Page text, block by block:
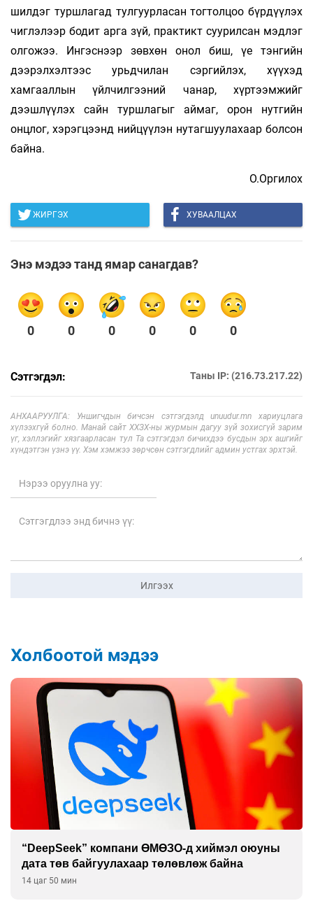
шилдэг туршлагад тулгуурласан тогтолцоо бүрдүүлэх
чиглэлээр бодит арга зүй, практикт суурилсан мэдлэг
олгожээ. Ингэснээр зөвхөн онол биш, үе тэнгийн
дээрэлхэлтээс урьдчилан сэргийлэх, хүүхэд
хамгааллын үйлчилгээний чанар, хүртээмжийг
дээшлүүлэх сайн туршлагыг аймаг, орон нутгийн
онцлог, хэрэгцээнд нийцүүлэн нутагшуулахаар болсон
байна.
О.Оргилох
ЖИРГЭХ ХУВААЛЦАХ
Энэ мэдээ танд ямар санагдав?
0 0 0 0 0 0
Сэтгэгдэл: Таны IP: (216.73.217.22)
АНХААРУУЛГА: Уншигчдын бичсэн сэтгэгдэлд unuudur.mn хариуцлага
хүлээхгүй болно. Манай сайт ХХЗХ-ны журмын дагуу зүй зохисгүй зарим
үг, хэллэгийг хязгаарласан тул Та сэтгэгдэл бичихдээ бусдын эрх ашгийг
хүндэтгэн үзнэ үү. Хэм хэмжээ зөрчсөн сэтгэгдлийг админ устгах эрхтэй.
Илгээх
Холбоотой мэдээ
“DeepSeek” компани ӨМӨЗО-д хиймэл оюуны
дата төв байгуулахаар төлөвлөж байна
14 цаг 50 мин